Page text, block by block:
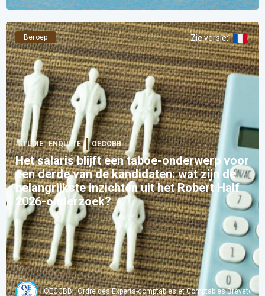
Beroep Zie versie:
STUDIE | ENQUETE OECCBB
Het salaris blijft een taboe-onderwerp voor
een derde van de kandidaten: wat zijn de
belangrijkste inzichten uit het Robert Half
2026-onderzoek?
OECCBB | Ordre des Experts-comptables et Comptables Brevetés